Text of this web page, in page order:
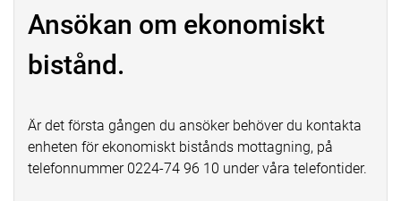
Ansökan om ekonomiskt
bistånd.
Är det första gången du ansöker behöver du kontakta
enheten för ekonomiskt bistånds mottagning, på
telefonnummer 0224-74 96 10 under våra telefontider.